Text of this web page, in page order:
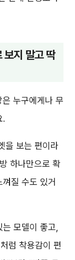
보지 말고 딱
누구에게나 무
.
을 보는 편이라
하나만으로 확
질 수도 있거
모델이 좋고,
럼 착용감이 편